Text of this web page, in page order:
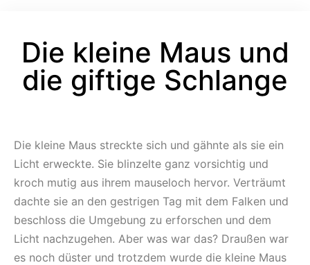
Die kleine Maus und
die giftige Schlange
Die kleine Maus streckte sich und gähnte als sie ein
Licht erweckte. Sie blinzelte ganz vorsichtig und
kroch mutig aus ihrem mauseloch hervor. Verträumt
dachte sie an den gestrigen Tag mit dem Falken und
beschloss die Umgebung zu erforschen und dem
Licht nachzugehen. Aber was war das? Draußen war
es noch düster und trotzdem wurde die kleine Maus